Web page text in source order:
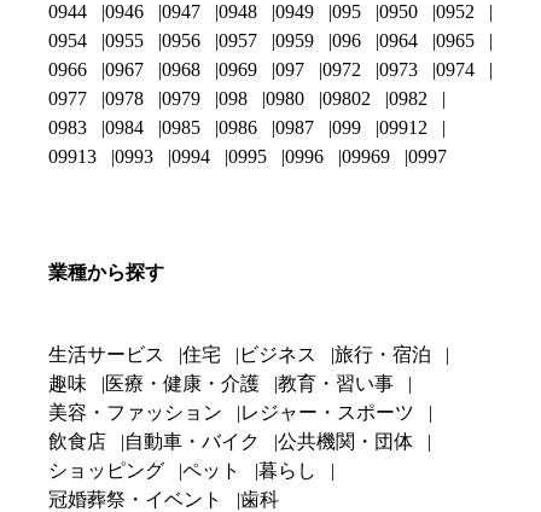
0944
0946 0947 0948 0949 095 0950
0952
0954
0955 0956 0957 0959 096 0964
0965
0966
0967 0968 0969 097 0972 0973
0974
0977
0978 0979 098 0980 09802
0982
0983
0984 0985 0986 0987 099
09912
09913
0993 0994 0995 0996 09969 0997
業種から探す
生活サービス 住宅 ビジネス
旅行・宿泊
趣味
医療・健康・介護
教育・習い事
美容・ファッション
レジャー・スポーツ
飲食店
自動車・バイク
公共機関・団体
ショッピング
ペット
暮らし
冠婚葬祭・イベント
歯科